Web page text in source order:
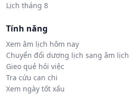
Lịch tháng 8
Tính năng
Xem âm lịch hôm nay
Chuyển đổi dương lịch sang âm lịch
Gieo quẻ hỏi việc
Tra cứu can chi
Xem ngày tốt xấu